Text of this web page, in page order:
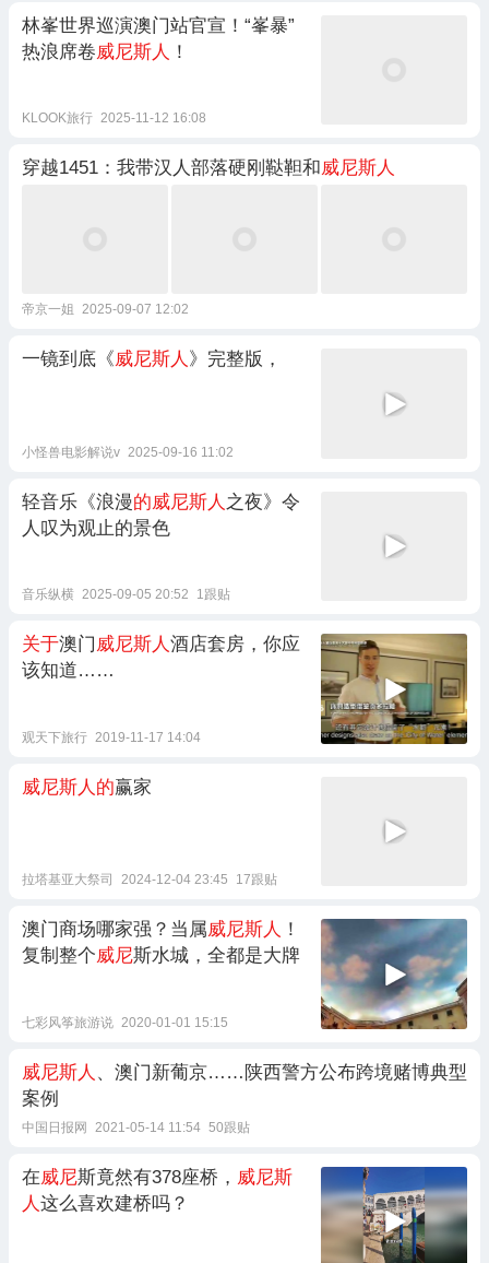
林峯世界巡演澳门站官宣！“峯暴”
热浪席卷威尼斯人 ！
KLOOK旅行 2025-11-12 16:08
穿越1451：我带汉人部落硬刚鞑靼和威尼斯人
帝京一姐 2025-09-07 12:02
一镜到底《威尼斯人 》完整版，
小怪兽电影解说v 2025-09-16 11:02
轻音乐《浪漫的威尼斯人 之夜》令
人叹为观止的景色
音乐纵横 2025-09-05 20:52 1跟贴
关于澳门 威尼斯人酒店套房，你应
该知道……
观天下旅行 2019-11-17 14:04
威尼斯人的赢家
拉塔基亚大祭司 2024-12-04 23:45 17跟贴
澳门商场哪家强？当属威尼斯人 ！
复制整个威尼斯水城，全都是大牌
七彩风筝旅游说 2020-01-01 15:15
威尼斯人 、澳门新葡京……陕西警方公布跨境赌博典型
案例
中国日报网 2021-05-14 11:54 50跟贴
在威尼斯竟然有378座桥， 威尼斯
人 这么喜欢建桥吗？